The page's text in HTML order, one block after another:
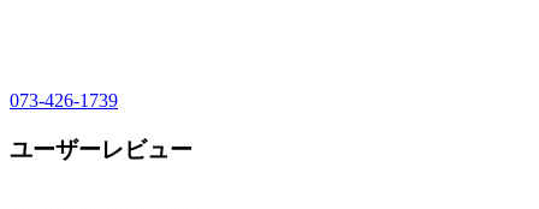
073-426-1739
ユーザーレビュー